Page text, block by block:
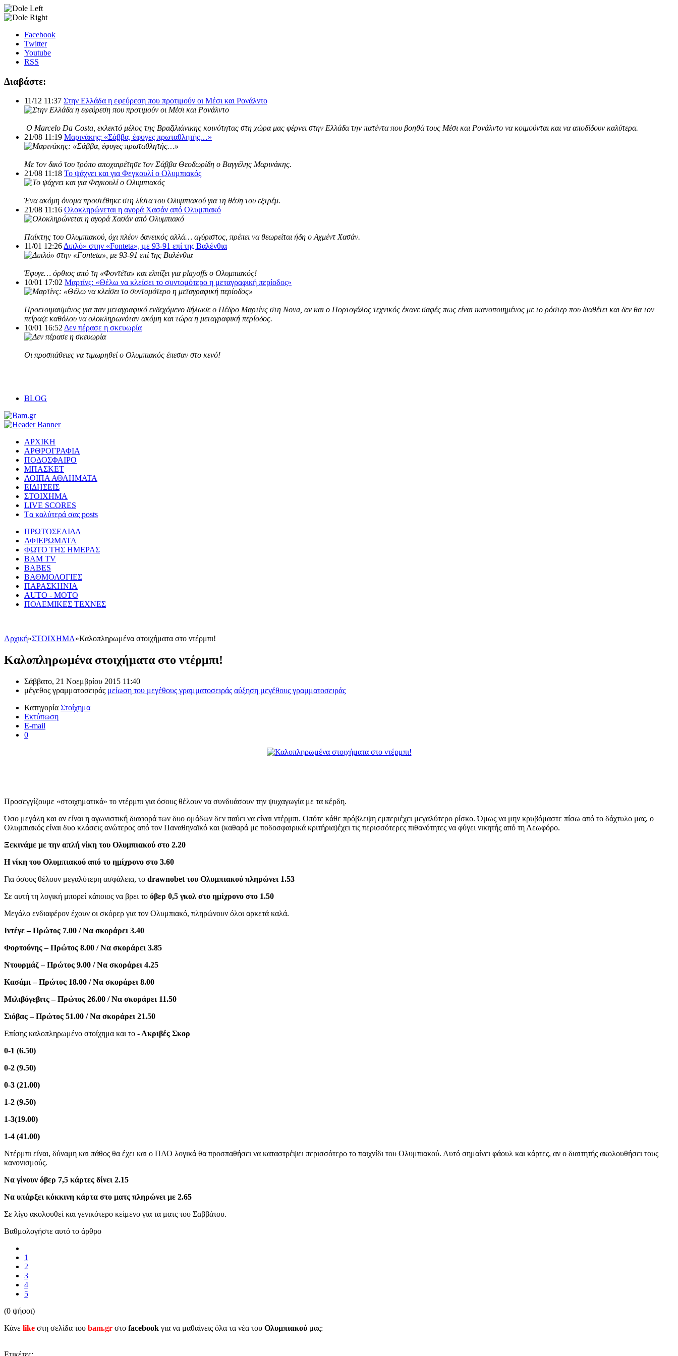
Facebook
Twitter
Youtube
RSS
Διαβάστε:
11/12 11:37 Στην Ελλάδα η εφεύρεση που προτιμούν οι Μέσι και Ρονάλντο
Ο Marcelo Da Costa, εκλεκτό μέλος της Βραζιλιάνικης κοινότητας στη χώρα μας φέρνει στην Ελλάδα την πατέντα που βοηθά τους Μέσι και Ρονάλντο να κοιμούνται και να αποδίδουν καλύτερα.
21/08 11:19 Μαρινάκης: «Σάββα, έφυγες πρωταθλητής…»
Με τον δικό του τρόπο αποχαιρέτησε τον Σάββα Θεοδωρίδη ο Βαγγέλης Μαρινάκης.
21/08 11:18 Το ψάχνει και για Φεγκουλί ο Ολυμπιακός
Ένα ακόμη όνομα προστέθηκε στη λίστα του Ολυμπιακού για τη θέση του εξτρέμ.
21/08 11:16 Ολοκληρώνεται η αγορά Χασάν από Ολυμπιακό
Παίκτης του Ολυμπιακού, όχι πλέον δανεικός αλλά… αγύριστος, πρέπει να θεωρείται ήδη ο Αχμέντ Χασάν.
11/01 12:26Διπλό» στην «Fonteta», με 93-91 επί της Βαλένθια
Έφυγε… όρθιος από τη «Φοντέτα» και ελπίζει για playoffs ο Ολυμπιακός!
10/01 17:02 Μαρτίνς: «Θέλω να κλείσει το συντομότερο η μεταγραφική περίοδος»
Προετοιμασμένος για παν μεταγραφικό ενδεχόμενο δήλωσε ο Πέδρο Μαρτίνς στη Nova, αν και ο Πορτογάλος τεχνικός έκανε σαφές πως είναι ικανοποιημένος με το ρόστερ που διαθέτει και δεν θα τον
πείραζε καθόλου να ολοκληρωνόταν ακόμη και τώρα η μεταγραφική περίοδος.
10/01 16:52Δεν πέρασε η σκευωρία
Οι προσπάθειες να τιμωρηθεί o Ολυμπιακός έπεσαν στο κενό!
BLOG
ΑΡΧΙΚΗ
ΑΡΘΡΟΓΡΑΦΙΑ
ΠΟΔΟΣΦΑΙΡΟ
ΜΠΑΣΚΕΤ
ΛΟΙΠΑ ΑΘΛΗΜΑΤΑ
ΕΙΔΗΣΕΙΣ
ΣΤΟΙΧΗΜΑ
LIVE SCORES
Tα καλύτερά σας posts
ΠΡΩΤΟΣΕΛΙΔΑ
ΑΦΙΕΡΩΜΑΤΑ
ΦΩΤΟ ΤΗΣ ΗΜΕΡΑΣ
BAM TV
BABES
ΒΑΘΜΟΛΟΓΙΕΣ
ΠΑΡΑΣΚΗΝΙΑ
AUTO - MOTO
ΠΟΛΕΜΙΚΕΣ ΤΕΧΝΕΣ
Αρχική»ΣΤΟΙΧΗΜΑ»Καλοπληρωμένα στοιχήματα στο ντέρμπι!
Καλοπληρωμένα στοιχήματα στο ντέρμπι!
Σάββατο, 21 Νοεμβρίου 2015 11:40
μέγεθος γραμματοσειράς μείωση του μεγέθους γραμματοσειράς αύξηση μεγέθους γραμματοσειράς
Κατηγορία Στοίχημα
Εκτύπωση
E-mail
0
Προσεγγίζουμε «στοιχηματικά» το ντέρμπι για όσους θέλουν να συνδυάσουν την ψυχαγωγία με τα κέρδη.
Όσο μεγάλη και αν είναι η αγωνιστική διαφορά των δυο ομάδων δεν παύει να είναι ντέρμπι. Οπότε κάθε πρόβλεψη εμπεριέχει μεγαλύτερο ρίσκο. Όμως να μην κρυβόμαστε πίσω από το δάχτυλο μας, ο
Ολυμπιακός είναι δυο κλάσεις ανώτερος από τον Παναθηναϊκό και (καθαρά με ποδοσφαιρικά κριτήρια)έχει τις περισσότερες πιθανότητες να φύγει νικητής από τη Λεωφόρο.
Ξεκινάμε με την απλή νίκη του Ολυμπιακού στο 2.20
Η νίκη του Ολυμπιακού από το ημίχρονο στο 3.60
Για όσους θέλουν μεγαλύτερη ασφάλεια, το drawnobet του Ολυμπιακού πληρώνει 1.53
Σε αυτή τη λογική μπορεί κάποιος να βρει το όβερ 0,5 γκολ στο ημίχρονο στο 1.50
Μεγάλο ενδιαφέρον έχουν οι σκόρερ για τον Ολυμπιακό, πληρώνουν όλοι αρκετά καλά.
Ιντέγε – Πρώτος 7.00 / Να σκοράρει 3.40
Φορτούνης – Πρώτος 8.00 / Να σκοράρει 3.85
Ντουρμάζ – Πρώτος 9.00 / Να σκοράρει 4.25
Κασάμι – Πρώτος 18.00 / Να σκοράρει 8.00
Μιλιβόγεβιτς – Πρώτος 26.00 / Να σκοράρει 11.50
Σιόβας – Πρώτος 51.00 / Να σκοράρει 21.50
Επίσης καλοπληρωμένο στοίχημα και το - Ακριβές Σκορ
0-1 (6.50)
0-2 (9.50)
0-3 (21.00)
1-2 (9.50)
1-3(19.00)
1-4 (41.00)
Ντέρμπι είναι, δύναμη και πάθος θα έχει και ο ΠΑΟ λογικά θα προσπαθήσει να καταστρέψει περισσότερο το παιχνίδι του Ολυμπιακού. Αυτό σημαίνει φάουλ και κάρτες, αν ο διαιτητής ακολουθήσει τους
κανονισμούς.
Να γίνουν όβερ 7,5 κάρτες δίνει 2.15
Να υπάρξει κόκκινη κάρτα στο ματς πληρώνει με 2.65
Σε λίγο ακολουθεί και γενικότερο κείμενο για τα ματς του Σαββάτου.
Βαθμολογήστε αυτό το άρθρο
1
2
3
4
5
(0 ψήφοι)
Κάνε like στη σελίδα του bam.gr στο facebook για να μαθαίνεις όλα τα νέα του Ολυμπιακού μας: